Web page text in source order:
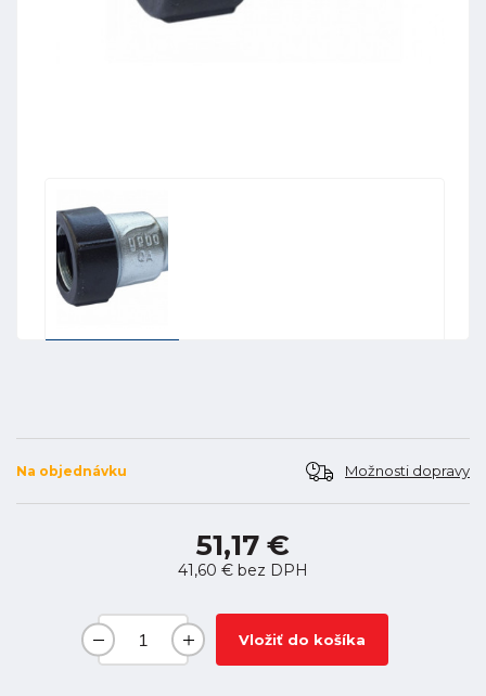
Na objednávku Možnosti dopravy
51,17 €
41,60 € bez DPH
Vložiť do košíka